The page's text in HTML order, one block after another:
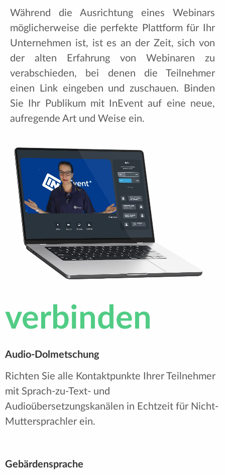
Während die Ausrichtung eines Webinars
möglicherweise die perfekte Plattform für Ihr
Unternehmen ist, ist es an der Zeit, sich von
der alten Erfahrung von Webinaren zu
verabschieden, bei denen die Teilnehmer
einen Link eingeben und zuschauen. Binden
Sie Ihr Publikum mit InEvent auf eine neue,
aufregende Art und Weise ein.
verbinden
Audio-Dolmetschung
Richten Sie alle Kontaktpunkte Ihrer Teilnehmer
mit Sprach-zu-Text- und
Audioübersetzungskanälen in Echtzeit für Nicht-
Muttersprachler ein.
Gebärdensprache